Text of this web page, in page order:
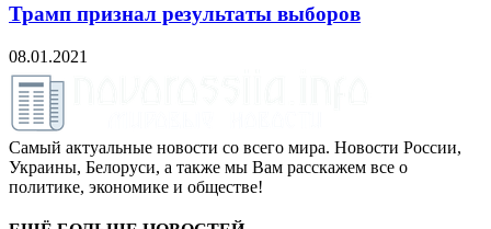
Трамп признал результаты выборов
08.01.2021
Самый актуальные новости со всего мира. Новости России,
Украины, Белоруси, а также мы Вам расскажем все о
политике, экономике и обществе!